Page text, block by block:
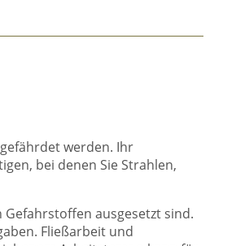
werden. Ihr
bei denen Sie Strahlen,
ausgesetzt sind.
Fließarbeit und